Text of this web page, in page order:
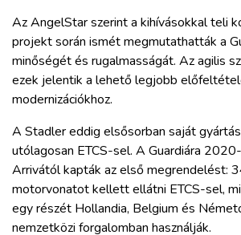
Az AngelStar szerint a kihívásokkal teli
projekt során ismét megmutathatták a
minőségét és rugalmasságát. Az agilis
ezek jelentik a lehető legjobb
modernizációkhoz.
A Stadler eddig elsősorban saját
utólagosan ETCS-sel. A Guardiára
Arrivától kapták az első megrendelést:
motorvonatot kellett ellátni ETCS-sel,
egy részét Hollandia, Belgium és
nemzetközi forgalomban használják.